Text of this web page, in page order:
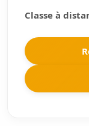
Classe à